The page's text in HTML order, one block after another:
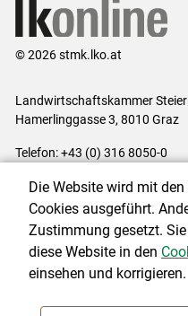
© 2026 stmk.lko.at
Landwirtschaftskammer
Hamerlinggasse 3, 8010 Graz
Telefon: +43 (0) 316 8050-0
Impressum|Kontakt|
Cookie-Einstellungen
NEWSLETTER
Die Website wird mit
Cookies ausgeführt.
Zustimmung gesetzt.
diese Website in den
einsehen und korrigieren.